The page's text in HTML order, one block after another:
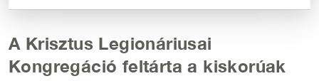
A Krisztus Legionáriusai
Kongregáció feltárta a kiskorúak